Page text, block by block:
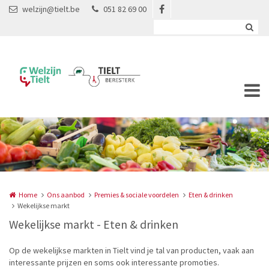
Overslaan en naar de inhoud gaan
welzijn@tielt.be 051 82 69 00
Home Ons aanbod Premies & sociale voordelen
Eten & drinken
Wekelijkse markt
Wekelijkse markt - Eten & drinken
Op de wekelijkse markten in Tielt vind je tal van producten, vaak aan
interessante prijzen en soms ook interessante promoties.